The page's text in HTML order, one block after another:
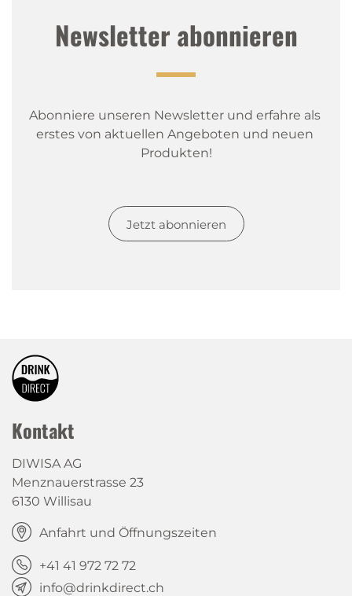
Newsletter abonnieren
Abonniere unseren Newsletter und erfahre als
erstes von aktuellen Angeboten und neuen
Produkten!
Jetzt abonnieren
Kontakt
DIWISA AG
Menznauerstrasse 23
6130 Willisau
Anfahrt und Öffnungszeiten
+41 41 972 72 72
info@drinkdirect.ch